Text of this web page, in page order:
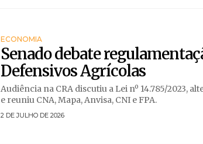
ECONOMIA
Senado debate
Defensivos Agrícolas
Audiência na CRA discutiu a Lei nº 14.785/2023,
e reuniu CNA, Mapa, Anvisa, CNI e FPA.
2 DE JULHO DE 2026